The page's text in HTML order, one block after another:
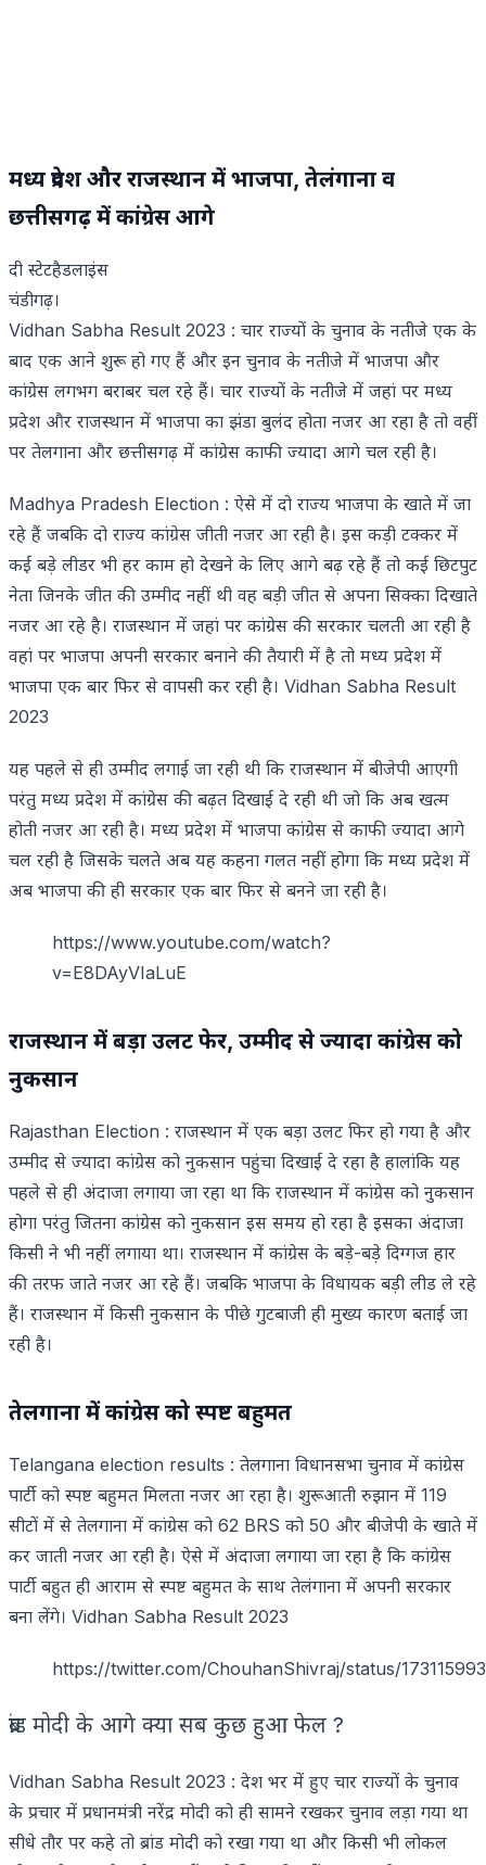
मध्य प्रदेश और राजस्थान में भाजपा, तेलंगाना व
छत्तीसगढ़ में कांग्रेस आगे
दी स्टेटहैडलाइंस
चंडीगढ़।
Vidhan Sabha Result 2023 : चार राज्यों के चुनाव के नतीजे एक के
बाद एक आने शुरू हो गए हैं और इन चुनाव के नतीजे में भाजपा और
कांग्रेस लगभग बराबर चल रहे हैं। चार राज्यों के नतीजे में जहां पर मध्य
प्रदेश और राजस्थान में भाजपा का झंडा बुलंद होता नजर आ रहा है तो वहीं
पर तेलगाना और छत्तीसगढ़ में कांग्रेस काफी ज्यादा आगे चल रही है।
Madhya Pradesh Election : ऐसे में दो राज्य भाजपा के खाते में जा
रहे हैं जबकि दो राज्य कांग्रेस जीती नजर आ रही है। इस कड़ी टक्कर में
कई बड़े लीडर भी हर काम हो देखने के लिए आगे बढ़ रहे हैं तो कई छिटपुट
नेता जिनके जीत की उम्मीद नहीं थी वह बड़ी जीत से अपना सिक्का दिखाते
नजर आ रहे है। राजस्थान में जहां पर कांग्रेस की सरकार चलती आ रही है
वहां पर भाजपा अपनी सरकार बनाने की तैयारी में है तो मध्य प्रदेश में
भाजपा एक बार फिर से वापसी कर रही है। Vidhan Sabha Result
2023
यह पहले से ही उम्मीद लगाई जा रही थी कि राजस्थान में बीजेपी आएगी
परंतु मध्य प्रदेश में कांग्रेस की बढ़त दिखाई दे रही थी जो कि अब खत्म
होती नजर आ रही है। मध्य प्रदेश में भाजपा कांग्रेस से काफी ज्यादा आगे
चल रही है जिसके चलते अब यह कहना गलत नहीं होगा कि मध्य प्रदेश में
अब भाजपा की ही सरकार एक बार फिर से बनने जा रही है।
https://www.youtube.com/watch?
v=E8DAyVIaLuE
राजस्थान में बड़ा उलट फेर, उम्मीद से ज्यादा कांग्रेस को
नुकसान
Rajasthan Election : राजस्थान में एक बड़ा उलट फिर हो गया है और
उम्मीद से ज्यादा कांग्रेस को नुकसान पहुंचा दिखाई दे रहा है हालांकि यह
पहले से ही अंदाजा लगाया जा रहा था कि राजस्थान में कांग्रेस को नुकसान
होगा परंतु जितना कांग्रेस को नुकसान इस समय हो रहा है इसका अंदाजा
किसी ने भी नहीं लगाया था। राजस्थान में कांग्रेस के बड़े-बड़े दिग्गज हार
की तरफ जाते नजर आ रहे हैं। जबकि भाजपा के विधायक बड़ी लीड ले रहे
हैं। राजस्थान में किसी नुकसान के पीछे गुटबाजी ही मुख्य कारण बताई जा
रही है।
तेलगाना में कांग्रेस को स्पष्ट बहुमत
Telangana election results : तेलगाना विधानसभा चुनाव में कांग्रेस
पार्टी को स्पष्ट बहुमत मिलता नजर आ रहा है। शुरूआती रुझान में 119
सीटों में से तेलगाना में कांग्रेस को 62 BRS को 50 और बीजेपी के खाते में
कर जाती नजर आ रही है। ऐसे में अंदाजा लगाया जा रहा है कि कांग्रेस
पार्टी बहुत ही आराम से स्पष्ट बहुमत के साथ तेलंगाना में अपनी सरकार
बना लेंगे। Vidhan Sabha Result 2023
https://twitter.com/ChouhanShivraj/status/
ब्रांड मोदी के आगे क्या सब कुछ हुआ फेल ?
Vidhan Sabha Result 2023 : देश भर में हुए चार राज्यों के चुनाव
के प्रचार में प्रधानमंत्री नरेंद्र मोदी को ही सामने रखकर चुनाव लड़ा गया था
सीधे तौर पर कहे तो ब्रांड मोदी को रखा गया था और किसी भी लोकल